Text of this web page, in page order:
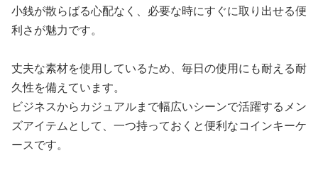
小銭が散らばる心配なく、必要な時にすぐに取り出せる便
利さが魅力です。
丈夫な素材を使用しているため、毎日の使用にも耐える耐
久性を備えています。
ビジネスからカジュアルまで幅広いシーンで活躍するメン
ズアイテムとして、一つ持っておくと便利なコインキーケ
ースです。